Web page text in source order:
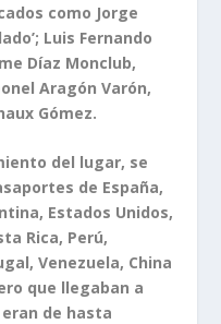
como Jorge
Luis Fernando
Díaz Monclub,
Aragón Varón,
Gómez.
del lugar, se
de España,
Estados Unidos,
Rica, Perú,
Venezuela, China
que llegaban a
de hasta